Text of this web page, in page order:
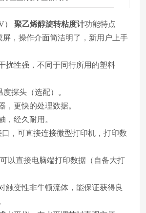
）聚乙烯醇旋转粘度计功能特点
屏，操作介面简洁明了，新用户上手
扰性强，不同于同行所用的塑料
度探头（选配）。
，更快的处理数据。
，经久耐用。
口，可直接连接微型打印机，打印数
以直接电脑端打印数据（自备大打
触变性非牛顿流体，能保证获得良